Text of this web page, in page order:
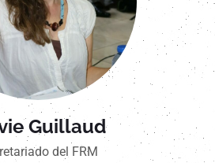
Guillaud
del FRM